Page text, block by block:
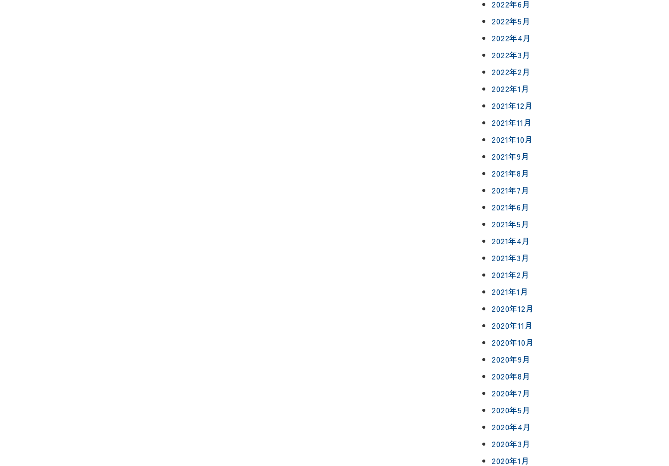
2022年6月
2022年5月
2022年4月
2022年3月
2022年2月
2022年1月
2021年12月
2021年11月
2021年10月
2021年9月
2021年8月
2021年7月
2021年6月
2021年5月
2021年4月
2021年3月
2021年2月
2021年1月
2020年12月
2020年11月
2020年10月
2020年9月
2020年8月
2020年7月
2020年5月
2020年4月
2020年3月
2020年1月